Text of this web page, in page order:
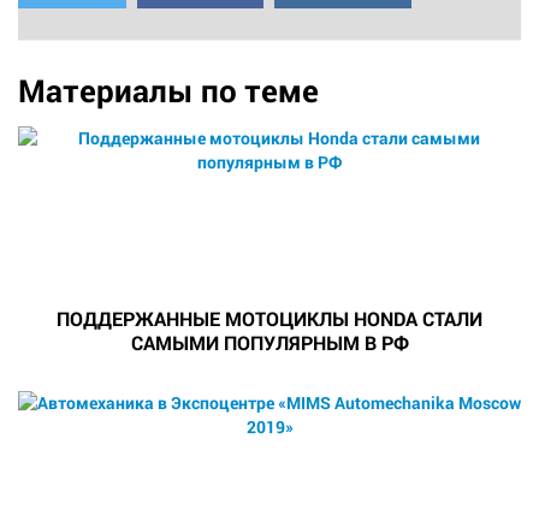
Материалы по теме
ПОДДЕРЖАННЫЕ МОТОЦИКЛЫ HONDA СТАЛИ
САМЫМИ ПОПУЛЯРНЫМ В РФ